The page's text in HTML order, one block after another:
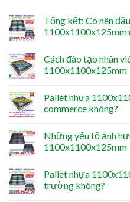
Tổng kết: Có nên
1100x1100x125mm
Cách đào tạo nhân
1100x1100x125mm
Pallet nhựa
commerce không?
Những yếu tố ảnh
1100x1100x125mm
Pallet nhựa
trường không?